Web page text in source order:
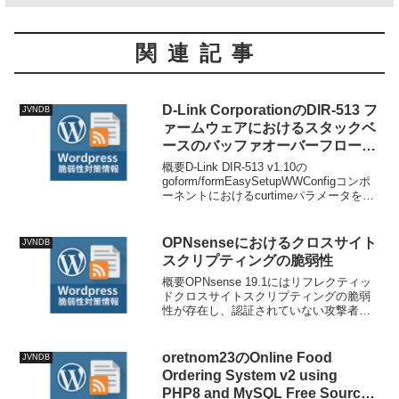
関連記事
JVNDB
D-Link CorporationのDIR-513 フ
ァームウェアにおけるスタックベ
ースのバッファオーバーフローの
脆弱性
概要D-Link DIR-513 v1.10の
goform/formEasySetupWWConfigコンポ
ーネントにおけるcurtimeパラメータを介
2026-03-...
JVNDB
OPNsenseにおけるクロスサイト
スクリプティングの脆弱性
概要OPNsense 19.1にはリフレクティッ
ドクロスサイトスクリプティングの脆弱
性が存在し、認証されていない攻撃者が
きます。攻撃者はdiag_ping.phpエンド...
JVNDB
oretnom23のOnline Food
Ordering System v2 using
PHP8 and MySQL Free Source